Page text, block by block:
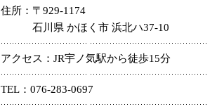
住所
〒929-1174
石川県 かほく市 浜北ハ37-10
アクセス JR宇ノ気駅から徒歩15分
TEL 076-283-0697